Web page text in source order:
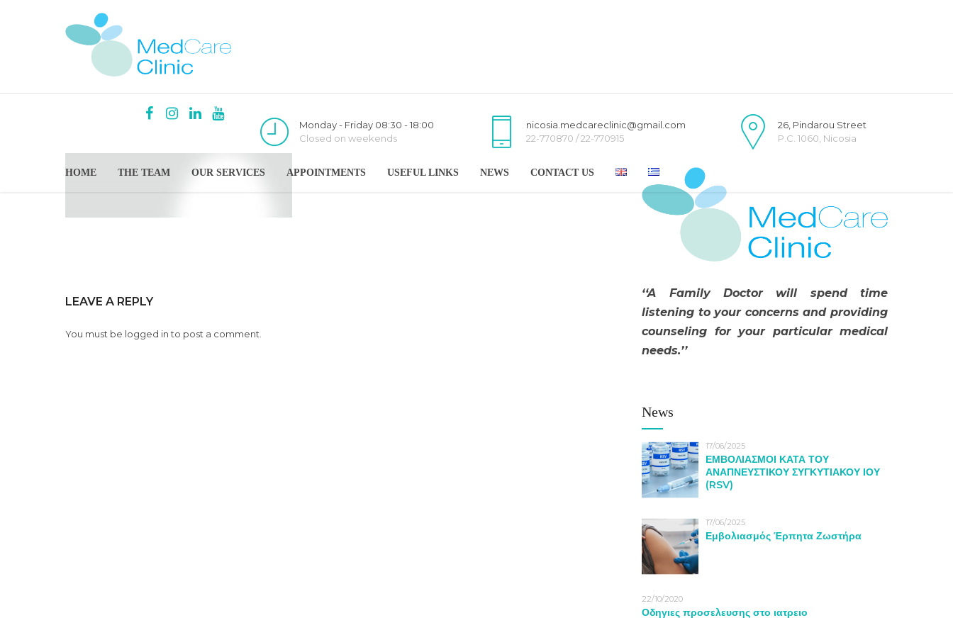
Monday - Friday 08:30 - 18:00
Closed on weekends
nicosia.medcareclinic@gmail.com
22-770870 / 22-770915
26, Pindarou Street
P.C. 1060, Nicosia
HOME THE TEAM OUR SERVICES APPOINTMENTS USEFUL LINKS NEWS CONTACT US
LEAVE A REPLY
You must be logged into post a comment.
‘‘A Family Doctor will spend time
listening to your concerns and providing
counseling for your particular medical
needs.’’
News
17/06/2025
ΕΜΒΟΛΙΑΣΜΟΙ ΚΑΤΑ ΤΟΥ
ΑΝΑΠΝΕΥΣΤΙΚΟΥ ΣΥΓΚΥΤΙΑΚΟΥ ΙΟΥ
(RSV)
17/06/2025
Εμβολιασμός Έρπητα Ζωστήρα
22/10/2020
Οδηγιες προσελευσης στο ιατρειο